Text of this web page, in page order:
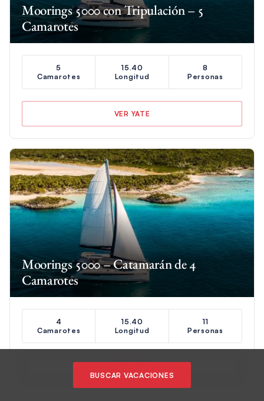
Moorings 5000 con Tripulación – 5
Camarotes
5
Camarotes
15.40
Longitud
8
Personas
VER YATE
Moorings 5000 – Catamarán de 4
Camarotes
4
Camarotes
15.40
Longitud
11
Personas
BUSCAR VACACIONES